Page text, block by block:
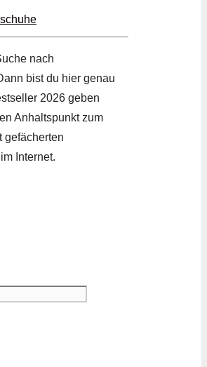
nach
bist du hier genau
2026 geben
Anhaltspunkt zum
gefächerten
Internet.